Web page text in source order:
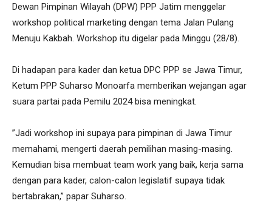
Dewan Pimpinan Wilayah (DPW) PPP Jatim menggelar
workshop political marketing dengan tema Jalan Pulang
Menuju Kakbah. Workshop itu digelar pada Minggu (28/8).
Di hadapan para kader dan ketua DPC PPP se Jawa Timur,
Ketum PPP Suharso Monoarfa memberikan wejangan agar
suara partai pada Pemilu 2024 bisa meningkat.
”Jadi workshop ini supaya para pimpinan di Jawa Timur
memahami, mengerti daerah pemilihan masing-masing.
Kemudian bisa membuat team work yang baik, kerja sama
dengan para kader, calon-calon legislatif supaya tidak
bertabrakan,” papar Suharso.